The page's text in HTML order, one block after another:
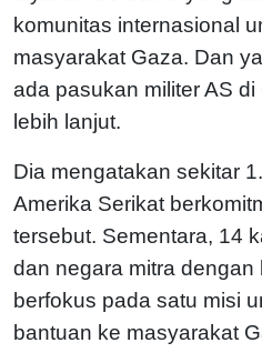
komunitas internasional
masyarakat Gaza. Dan
ada pasukan militer AS
lebih lanjut.
Dia mengatakan sekitar
Amerika Serikat
tersebut. Sementara, 14
dan negara mitra
berfokus pada satu misi
bantuan ke masyarakat